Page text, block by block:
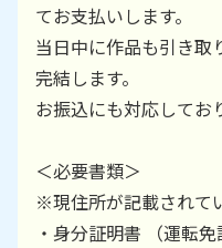
てお支払いします。
当日中に作品も引き取
完結します。
お振込にも対応してお
＜必要書類＞
※現住所が記載されて
・身分証明書 （運転